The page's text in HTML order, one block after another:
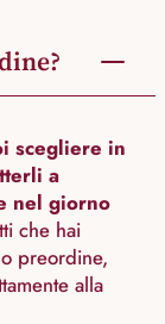
scegliere in
a
nel giorno
che hai
preordine,
alla